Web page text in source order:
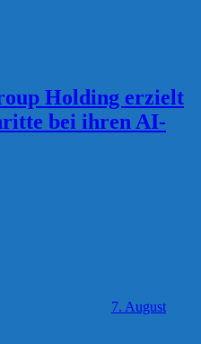
Holding erzielt
bei ihren AI-
7. August